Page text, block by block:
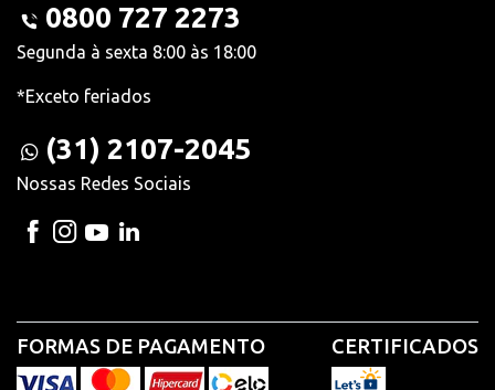
0800 727 2273
Segunda à sexta 8:00 às 18:00
*Exceto feriados
(31) 2107-2045
Nossas Redes Sociais
FORMAS DE PAGAMENTO CERTIFICADOS